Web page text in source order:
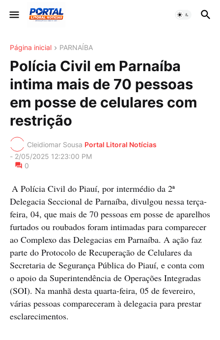
Página inicial PARNAÍBA
Polícia Civil em Parnaíba
intima mais de 70 pessoas
em posse de celulares com
restrição
Cleidiomar Sousa Portal Litoral Notícias
- 2/05/2025 12:23:00 PM
0
A Polícia Civil do Piauí, por intermédio da 2ª
Delegacia Seccional de Parnaíba, divulgou nessa terça-
feira, 04, que mais de 70 pessoas em posse de aparelhos
furtados ou roubados foram intimadas para comparecer
ao Complexo das Delegacias em Parnaíba. A ação faz
parte do Protocolo de Recuperação de Celulares da
Secretaria de Segurança Pública do Piauí, e conta com
o apoio da Superintendência de Operações Integradas
(SOI). Na manhã desta quarta-feira, 05 de fevereiro,
várias pessoas compareceram à delegacia para prestar
esclarecimentos.